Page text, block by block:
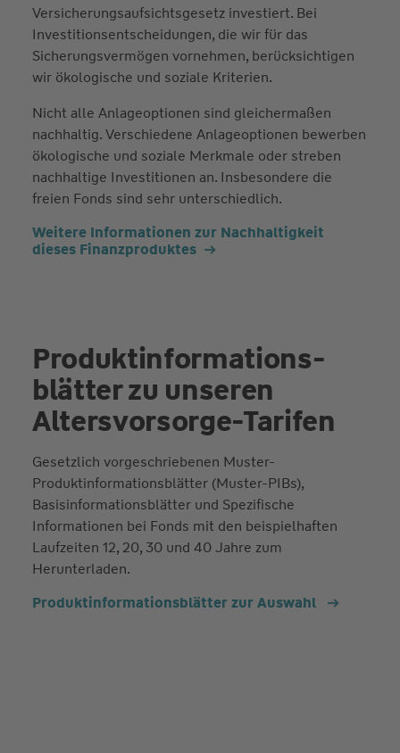
Versicherungsaufsichtsgesetz investiert. Bei
Investitionsentscheidungen, die wir für das
Sicherungsvermögen vornehmen, berücksichtigen
wir ökologische und soziale Kriterien.
Nicht alle Anlageoptionen sind gleichermaßen
nachhaltig. Verschiedene Anlageoptionen bewerben
ökologische und soziale Merkmale oder streben
nachhaltige Investitionen an. Insbesondere die
freien Fonds sind sehr unterschiedlich.
Weitere Informationen zur Nachhaltigkeit
dieses Finanzproduktes
Produkt­informations­
blätter zu unseren
Altersvorsorge-Tarifen
Gesetzlich vorgeschriebenen Muster-
Produktinformationsblätter (Muster-PIBs),
Basisinformationsblätter und Spezifische
Informationen bei Fonds mit den beispielhaften
Laufzeiten 12, 20, 30 und 40 Jahre zum
Herunterladen.
Produktinformationsblätter zur Auswahl